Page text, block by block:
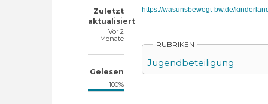
Zuletzt
aktualisiert
Vor 2
Monate
Gelesen
100%
https://wasunsbewegt-bw.de/
RUBRIKEN
Jugendbeteiligung